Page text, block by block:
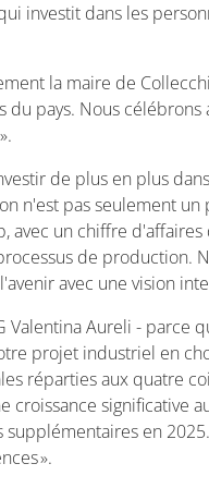
investit dans les
la maire de
pays. Nous
de plus en plus
n'est pas seulement un
avec un chiffre
de production.
avec une vision
Aureli - parce
projet industriel en
réparties aux quatre
significative
en
».